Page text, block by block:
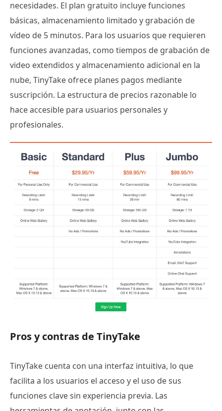
necesidades. El plan gratuito incluye funciones
básicas, almacenamiento limitado y grabación de
vídeo de 5 minutos. Para los usuarios que requieren
funciones avanzadas, como tiempos de grabación de
video extendidos y almacenamiento adicional en la
nube, TinyTake ofrece planes pagos mediante
suscripción. La estructura de precios razonable lo
hace accesible para usuarios personales y
profesionales.
Pros y contras de TinyTake
TinyTake cuenta con una interfaz intuitiva, lo que
facilita a los usuarios el acceso y el uso de sus
funciones clave sin experiencia previa. Las